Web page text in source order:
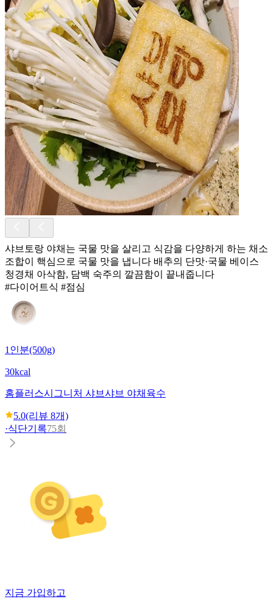
샤브토랑 야채는 국물 맛을 살리고 식감을 다양하게 하는 채소
조합이 핵심으로 국물 맛을 냅니다 배추의 단맛·국물 베이스
청경채 아삭함, 담백 숙주의 깔끔함이 끝내줍니다
#다이어트식 #점심
1인분(500g)
30kcal
홈플러스시그니처 샤브샤브 야채육수
5.0(리뷰 8개)
·식단기록75회
지금 가입하고